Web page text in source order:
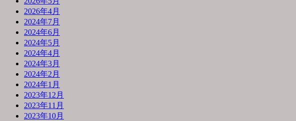
2026年4月
2024年7月
2024年6月
2024年5月
2024年4月
2024年3月
2024年2月
2024年1月
2023年12月
2023年11月
2023年10月